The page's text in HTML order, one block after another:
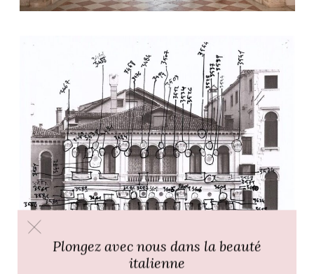
Plongez avec nous dans la beauté
italienne